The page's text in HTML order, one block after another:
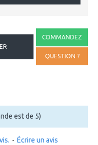
- Écrire un avis
COMMANDEZ
QUESTION ?
est de 5)